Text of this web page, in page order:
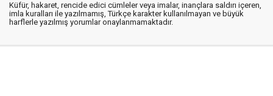
Küfür, hakaret, rencide edici cümleler veya imalar, inançlara saldırı içeren,
imla kuralları ile yazılmamış, Türkçe karakter kullanılmayan ve büyük
harflerle yazılmış yorumlar onaylanmamaktadır.